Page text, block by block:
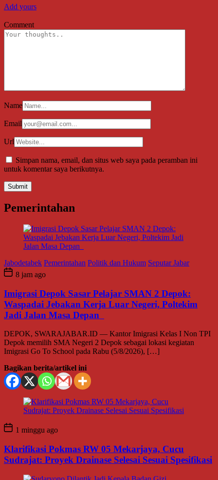
Add yours
Comment
Name
Email
Url
Simpan nama, email, dan situs web saya pada peramban ini
untuk komentar saya berikutnya.
Pemerintahan
Jabodetabek Pemerintahan Politik dan Hukum Seputar Jabar
8 jam ago
Imigrasi Depok Sasar Pelajar SMAN 2 Depok:
Waspadai Jebakan Kerja Luar Negeri, Poltekim
Jadi Jalan Masa Depan
DEPOK, SWARAJABAR.ID — Kantor Imigrasi Kelas I Non TPI
Depok memilih SMA Negeri 2 Depok sebagai lokasi kegiatan
Imigrasi Go To School pada Rabu (5/8/2026), […]
Bagikan berita/artikel ini
1 minggu ago
Klarifikasi Pokmas RW 05 Mekarjaya, Cucu
Sudrajat: Proyek Drainase Selesai Sesuai Spesifikasi